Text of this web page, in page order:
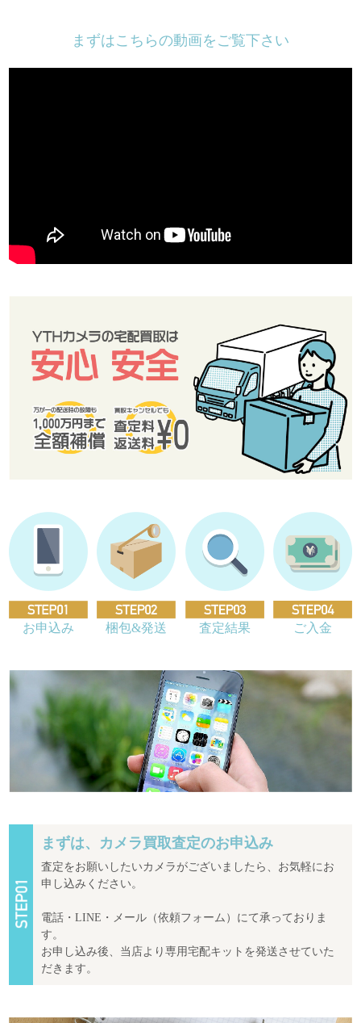
まずはこちらの動画をご覧下さい
お申込み 梱包&発送 査定結果 ご入金
まずは、カメラ買取査定のお申込み
査定をお願いしたいカメラがございましたら、お気軽にお
申し込みください。
電話・LINE・メール（依頼フォーム）にて承っておりま
す。
お申し込み後、当店より専用宅配キットを発送させていた
だきます。